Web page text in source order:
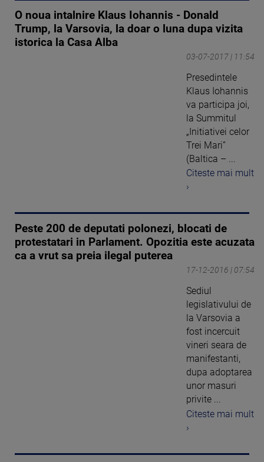
O noua intalnire Klaus Iohannis - Donald
Trump, la Varsovia, la doar o luna dupa vizita
istorica la Casa Alba
03-07-2017 | 11:54
Presedintele
Klaus Iohannis
va participa joi,
la Summitul
„Initiativei celor
Trei Mari”
(Baltica – ...
Citeste mai mult
›
Peste 200 de deputati polonezi, blocati de
protestatari in Parlament. Opozitia este acuzata
ca a vrut sa preia ilegal puterea
17-12-2016 | 07:54
Sediul
legislativului de
la Varsovia a
fost incercuit
vineri seara de
manifestanti,
dupa adoptarea
unor masuri
privite ...
Citeste mai mult
›